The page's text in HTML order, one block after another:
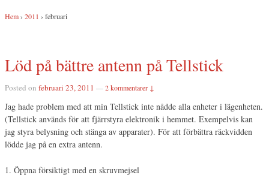
Hem› 2011 › februari
Löd på bättre antenn på Tellstick
Posted on februari 23, 2011 —2 kommentarer ↓
Jag hade problem med att min Tellstick inte nådde alla enheter i lägenheten.
(Tellstick används för att fjärrstyra elektronik i hemmet. Exempelvis kan
jag styra belysning och stänga av apparater). För att förbättra räckvidden
lödde jag på en extra antenn.
1. Öppna försiktigt med en skruvmejsel